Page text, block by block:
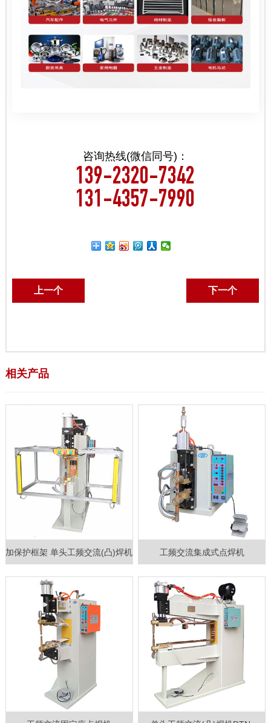
咨询热线(微信同号)：
139-2320-7342
131-4357-7990
上一个 下一个
相关产品
加保护框架 单头工频交流(凸)焊机
DTN-150Q
工频交流集成式点焊机